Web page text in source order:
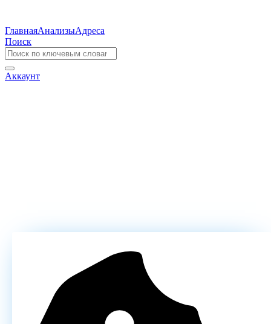
ГлавнаяАнализыАдреса
Поиск
Аккаунт